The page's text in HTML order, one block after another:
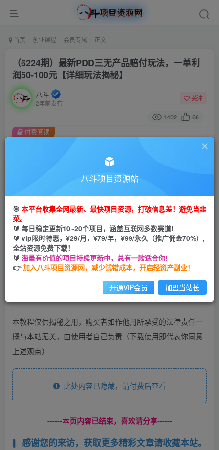
首页 创业课程 会员专属 正文
（6224期）最新PDD三无产品赔付玩法，一单利
润50-100元【详细玩法揭秘】
八斗
2年前发布
关注
1402 66
此内容为付费阅读，请付费后查看
会员专属资源
您暂无购买权限，请先开通会员
开通会员
付费阅读
注意：本教程转载于互联网，仅针对三无产品，买家可参考
维护自身利益。用于仅揭秘，请勿用于非法用途！
本教程仅供揭秘之用，购买者如作他用所承受的法律责任一
概与本站无关，由使用者自己负责（下载使用即代表你同意
上述观点）
此处内容已隐藏，请付费后查看
------本页内容已结束，喜欢请分享------
感谢您的来访，获取更多精彩文章请收藏本站。
八斗项目资源站
🎯 本平台收集全网最新、最快项目资源，打破信息差！避免当韭
菜。
🔰 每日稳定更新10~20个项目，涵盖互联网多数赛道!
🔰 vip限时特惠，¥29/月，¥79/年，¥99/永久（推广佣金70%）,
全站资源免费下载！
🔰 海量有价值的项目持续更新中，总有一款适合你!
👉加入八斗项目资源网，减少试错成本，开启轻资产副业！
开通VIP会员 加盟当站长